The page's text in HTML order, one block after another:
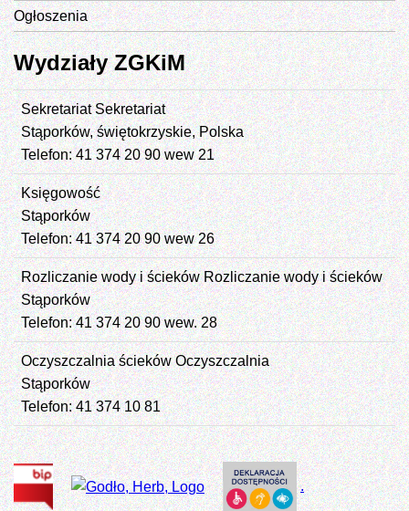
Ogłoszenia
Wydziały ZGKiM
SekretariatSekretariat
Stąporków, świętokrzyskie, Polska
Telefon: 41 374 20 90 wew 21
Księgowość
Stąporków
Telefon: 41 374 20 90 wew 26
Rozliczanie wody i ściekówRozliczanie wody i ścieków
Stąporków
Telefon: 41 374 20 90 wew. 28
Oczyszczalnia ściekówOczyszczalnia
Stąporków
Telefon: 41 374 10 81
.